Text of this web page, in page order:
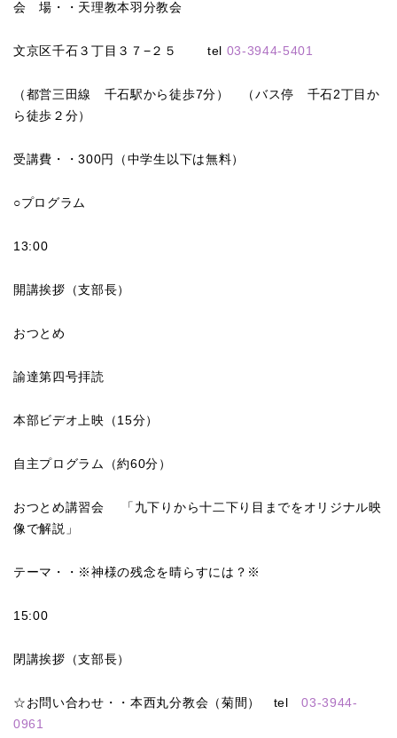
会 場・・天理教本羽分教会
文京区千石３丁目３７−２５ tel 03-3944-5401
（都営三田線 千石駅から徒歩7分 ） （バス停 千石2丁目か
ら徒歩２分）
受講費・・300円（中学生以下は無料）
○プログラム
13:00
開講挨拶（支部長）
おつとめ
諭達第四号拝読
本部ビデオ上映（15分）
自主プログラム（約60分）
おつとめ講習会 「九下りから十二下り目までをオリジナル映
像で解説」
テーマ・・※神様の残念を晴らすには？※
15:00
閉講挨拶（支部長）
☆お問い合わせ・・本西丸分教会（菊間） tel03-3944-
0961